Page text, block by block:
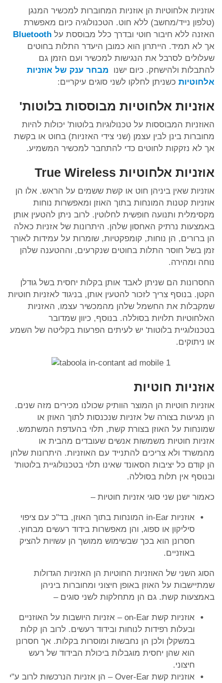
אוזניות אלחוטיות הן אוזניות המחוברות למכשיר המנגן
(טלפון נייד/מחשב) ללא חוט. הטכנולוגיה כיום מאפשרת
האזנה ללא חיבור חוטי ובדרך כלל מבוססת על Bluetooth
אך לא תמיד. הייתרון הוא כמובן היעדר התלות בחוטים
שעלולים לסרבל את הנגישות למכשיר ועם הזמן גם
להתבלות ולהישחק. כיום ישנו מבחר ענק של אוזניות
אלחוטיות כשניתן לחלקו לשני סוגים עיקריים:
אוזניות אלחוטיות מבוססות בלוטות'
האוזניות המבוססות על טכנולוגיות בלוטות' יכולות להיות
מחוברות בינן לבין עצמן (שני צידי האזניות) בחוט או בקשת
אך לא נזקקות לחוטים כדי להתחבר למכשיר המשמיע.
אוזניות אלחוטיות True Wireless
אוזניות שאין ביניהן חוט או קשת ששמים על הראש. אלו הן
אוזניות קטנות המונחות בתוך האוזן ומאפשרות נוחות
מקסימלית ותנועה חופשית לחלוטין. לרוב ניתן להטעין אותן
באמצעות נרתיק האחסון שלהן. היתרונות של אזניות כאלה
הן ברורים, הן נוחות, קומפקטיות, שומרות על עמידות לאורך
זמן בשל חוסר התלות בחוטים שנקרעים, וההטענה שלהן
נוחה ומהירה.
החסרונות הם שניתן לאבד אותן בקלות יחסית בשל גודלן
הקטן. בנוסף צריך לזכור להטעין אותן, בניגוד לאזניות חוטיות
שמקבלות את החשמל שלהן מהמכשיר עצמו, האזניות
האלחוטיות תלויות בסוללה. בנוסף, כיוון שמדובר
בטכנולוגיית בלוטות' יש לעיתים הפרעות בקליטה של השמע
או ניתוקים.
אוזניות חוטיות
אוזניות חוטיות הן המוצר הוותיק שכולנו מכירים מזה שנים.
הן מגיעות בצורה של אזניות שנכנסות לתוך האוזן או
שמונחות על האוזן בצורת קשת, תלוי בהעדפת המשתמש.
אזניות חוטיות משמשות אנשים שעובדים מהבית או
מהמשרד ולא צריכים להתנייד עם האוזניות. היתרונות שלהן
הן קודם כל יציבות הסאונד שאינו תלוי בטכנולוגיית בלוטות'
ובנוסף אין תלות בסוללה.
כאמור ישנן שני סוגי אזניות חוטיות –
אוזניות in-Ear המונחות בתוך האוזן, בד"כ עם ציפוי
סיליקון או ספוג, והן מאפשרות בידוד רעשים מבחוץ.
חסרונן הוא בכך שבשימוש ממושך הן עשויות להציק
באוזניים.
הסוג השני של האוזניות החוטיות הן האזניות הגדולות
שמתיישבות על האוזן באופן חיצוני ומחוברות ביניהן
באמצעות קשת. גם הן מתחלקות לשני סוגים –
אוזניות קשת on-Ear – אזניות היושבות על האוזניים
ובעלות רפידות לנוחות ובידוד רעשים. לרוב הן קלות
במשקלן ולכן הן נחבשות ומוסרות בקלות. אך חסרונן
הוא שהן יחסית מוגבלות ביכולת הבידוד של רעש
חיצוני.
אוזניות קשת Over-Ear – הן אזניות הנרכשות לרוב ע"י